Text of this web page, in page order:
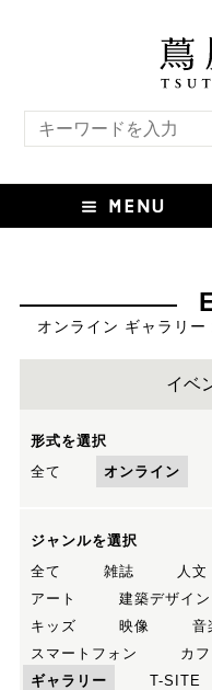
オンライン ギャラリ
イベ
形式を選択
全て
オンライン
ジャンルを選択
全て
雑誌 人文
アート
建築デザイン
キッズ
映像 音
スマートフォン
カフ
ギャラリー
T-SITE